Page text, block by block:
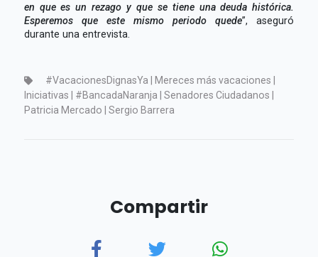
en que es un rezago y que se tiene una deuda histórica.
Esperemos que este mismo periodo quede”, aseguró
durante una entrevista.
#VacacionesDignasYa | Mereces más vacaciones |
Iniciativas | #BancadaNaranja | Senadores Ciudadanos |
Patricia Mercado | Sergio Barrera
Compartir